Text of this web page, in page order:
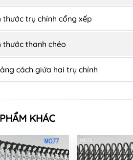
thước trụ chính cổng xếp
thước thanh chéo
cách giứa hai trụ chính
KHÁC